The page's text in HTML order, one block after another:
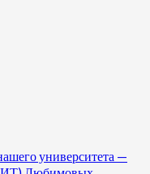
университета —